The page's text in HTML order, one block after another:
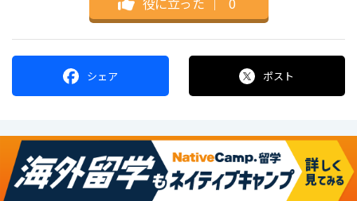
シェア ポスト